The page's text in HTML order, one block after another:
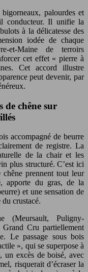
palourdes et
conducteur. Il unifie la
à la délicatesse des
iodée de chaque
et-Maine de terroirs
cet effet « pierre à
Cet accord illustre
peut devenir, par
de chêne sur
accompagné de beurre
de registre. La
de la chair et les
plus structuré. C’est ici
prennent tout leur
apporte du gras, de la
et une sensation de
crustacé.
(Meursault, Puligny-
Cru partiellement
Le passage sous bois
», qui se superpose à
un excès de boisé, avec
risquerait d’écraser la